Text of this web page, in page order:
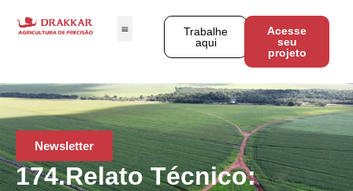
Trabalhe
aqui
Acesse
seu
projeto
Newsletter
174.Relato Técnico: